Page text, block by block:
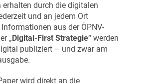
erhalten durch die digitalen
und an jedem Ort
aus der ÖPNV-
„Digital-First Strategie“ werden
publiziert – und zwar am
wird direkt an die